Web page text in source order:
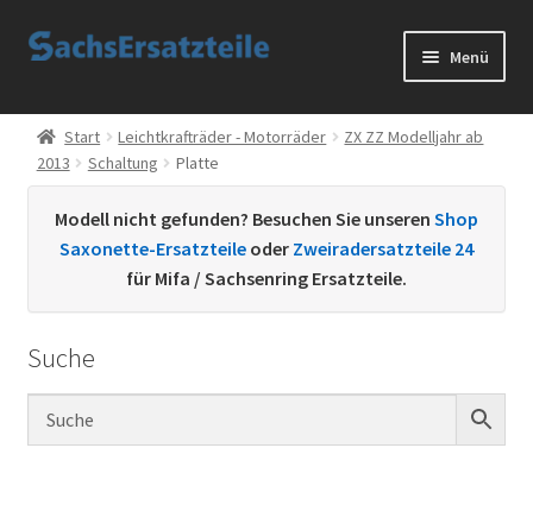
Zur
Zum
Menü
Start
AGB
Datenschutzerklärung
Kontakt
Sachs Ersatzteile
Start Leichtkrafträder - Motorräder
ZX ZZ Modelljahr ab
2013
Schaltung Platte
Modell nicht gefunden? Besuchen Sie unseren Shop
Saxonette-Ersatzteile oder Zweiradersatzteile 24
für Mifa / Sachsenring Ersatzteile.
Suche